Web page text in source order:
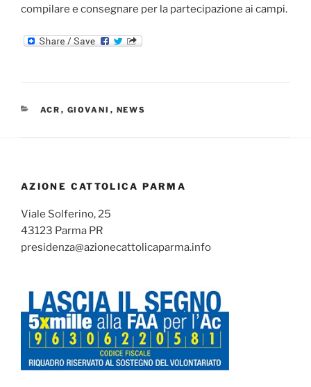
compilare e consegnare per la partecipazione ai campi.
CATEGORIE
ACR , GIOVANI , NEWS
AZIONE CATTOLICA PARMA
Viale Solferino, 25
43123 Parma PR
presidenza@azionecattolicaparma.info